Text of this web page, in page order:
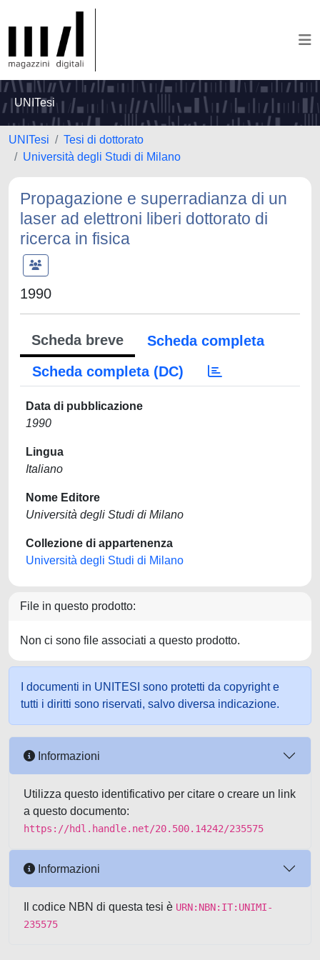
UNITesi
UNITesi
Tesi di dottorato
Università degli Studi di Milano
Propagazione e superradianza di un
laser ad elettroni liberi dottorato di
ricerca in fisica
1990
Scheda breve
Scheda completa
Scheda completa (DC)
Data di pubblicazione
1990
Lingua
Italiano
Nome Editore
Università degli Studi di Milano
Collezione di appartenenza
Università degli Studi di Milano
File in questo prodotto:
Non ci sono file associati a questo prodotto.
I documenti in UNITESI sono protetti da copyright e
tutti i diritti sono riservati, salvo diversa indicazione.
Informazioni
Utilizza questo identificativo per citare o creare un link
a questo documento:
https://hdl.handle.net/20.500.14242/235575
Informazioni
Il codice NBN di questa tesi è URN:NBN:IT:UNIMI-
235575